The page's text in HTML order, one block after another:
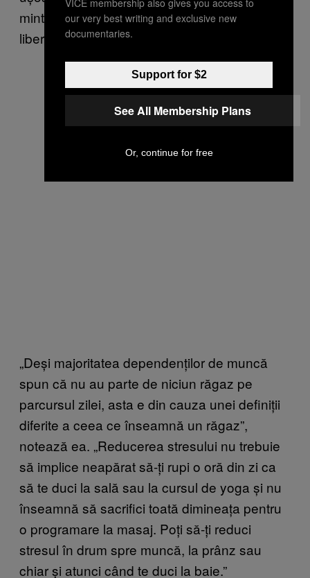
mintală e să profiți la maxim de momentele
libere.
„Deși majoritatea dependenților de muncă
spun că nu au parte de niciun răgaz pe
parcursul zilei, asta e din cauza unei definiții
diferite a ceea ce înseamnă un răgaz”,
notează ea. „Reducerea stresului nu trebuie
să implice neapărat să-ți rupi o oră din zi ca
să te duci la sală sau la cursul de yoga și nu
înseamnă să sacrifici toată dimineața pentru
o programare la masaj. Poți să-ți reduci
stresul în drum spre muncă, la prânz sau
chiar și atunci când te duci la baie.”
our very best writing and exclusive new
documentaries.
Support for $2
See All Membership Plans
Or, continue for free